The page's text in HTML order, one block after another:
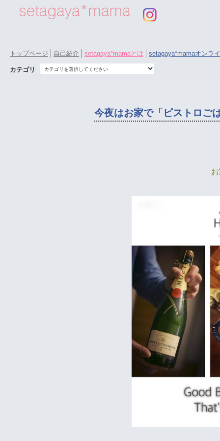
トップページ 自己紹介 setagaya*mamaとは setagaya*mamaオンラ
カテゴリ
今夜はお家で「ビストロご